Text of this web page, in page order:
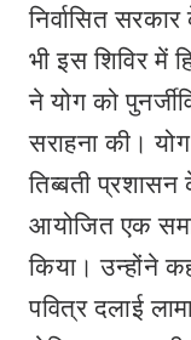
निर्वासित
भी इस शिविर में
ने योग को
सराहना की।
तिब्बती प्रशासन
आयोजित एक
किया। उन्होंने
पवित्र दलाई